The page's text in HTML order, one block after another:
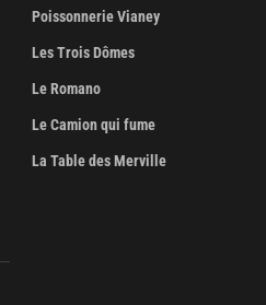
Poissonnerie Vianey
Les Trois Dômes
Le Romano
Le Camion qui fume
La Table des Merville